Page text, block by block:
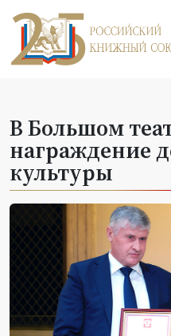
В Большом
награждение
культуры